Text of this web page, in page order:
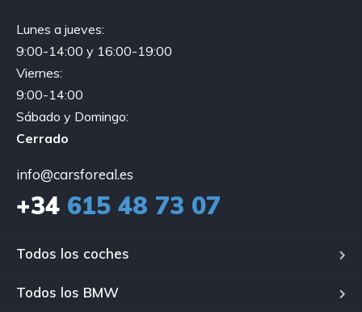
Lunes a jueves:
9:00-14:00 y 16:00-19:00
Viernes:
9:00-14:00
Sábado y Domingo:
Cerrado
info@carsforeal.es
+34 615 48 73 07
Todos los coches
Todos los BMW